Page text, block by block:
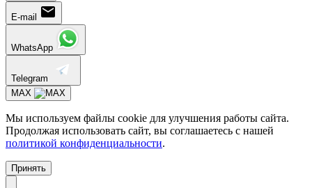
E-mail
WhatsApp
Telegram
MAX
Мы используем файлы cookie для улучшения работы сайта.
Продолжая использовать сайт, вы соглашаетесь с нашей
политикой конфиденциальности.
Принять